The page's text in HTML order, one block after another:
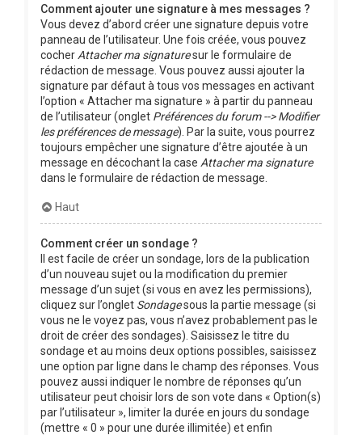
Comment ajouter une signature à mes messages ?
Vous devez d’abord créer une signature depuis votre
panneau de l’utilisateur. Une fois créée, vous pouvez
cocher Attacher ma signaturesur le formulaire de
rédaction de message. Vous pouvez aussi ajouter la
signature par défaut à tous vos messages en activant
l’option « Attacher ma signature » à partir du panneau
de l’utilisateur (onglet Préférences du forum --> Modifier
les préférences de message). Par la suite, vous pourrez
toujours empêcher une signature d’être ajoutée à un
message en décochant la case Attacher ma signature
dans le formulaire de rédaction de message.
Haut
Comment créer un sondage ?
Il est facile de créer un sondage, lors de la publication
d’un nouveau sujet ou la modification du premier
message d’un sujet (si vous en avez les permissions),
cliquez sur l’onglet Sondagesous la partie message (si
vous ne le voyez pas, vous n’avez probablement pas le
droit de créer des sondages). Saisissez le titre du
sondage et au moins deux options possibles, saisissez
une option par ligne dans le champ des réponses. Vous
pouvez aussi indiquer le nombre de réponses qu’un
utilisateur peut choisir lors de son vote dans « Option(s)
par l’utilisateur », limiter la durée en jours du sondage
(mettre « 0 » pour une durée illimitée) et enfin